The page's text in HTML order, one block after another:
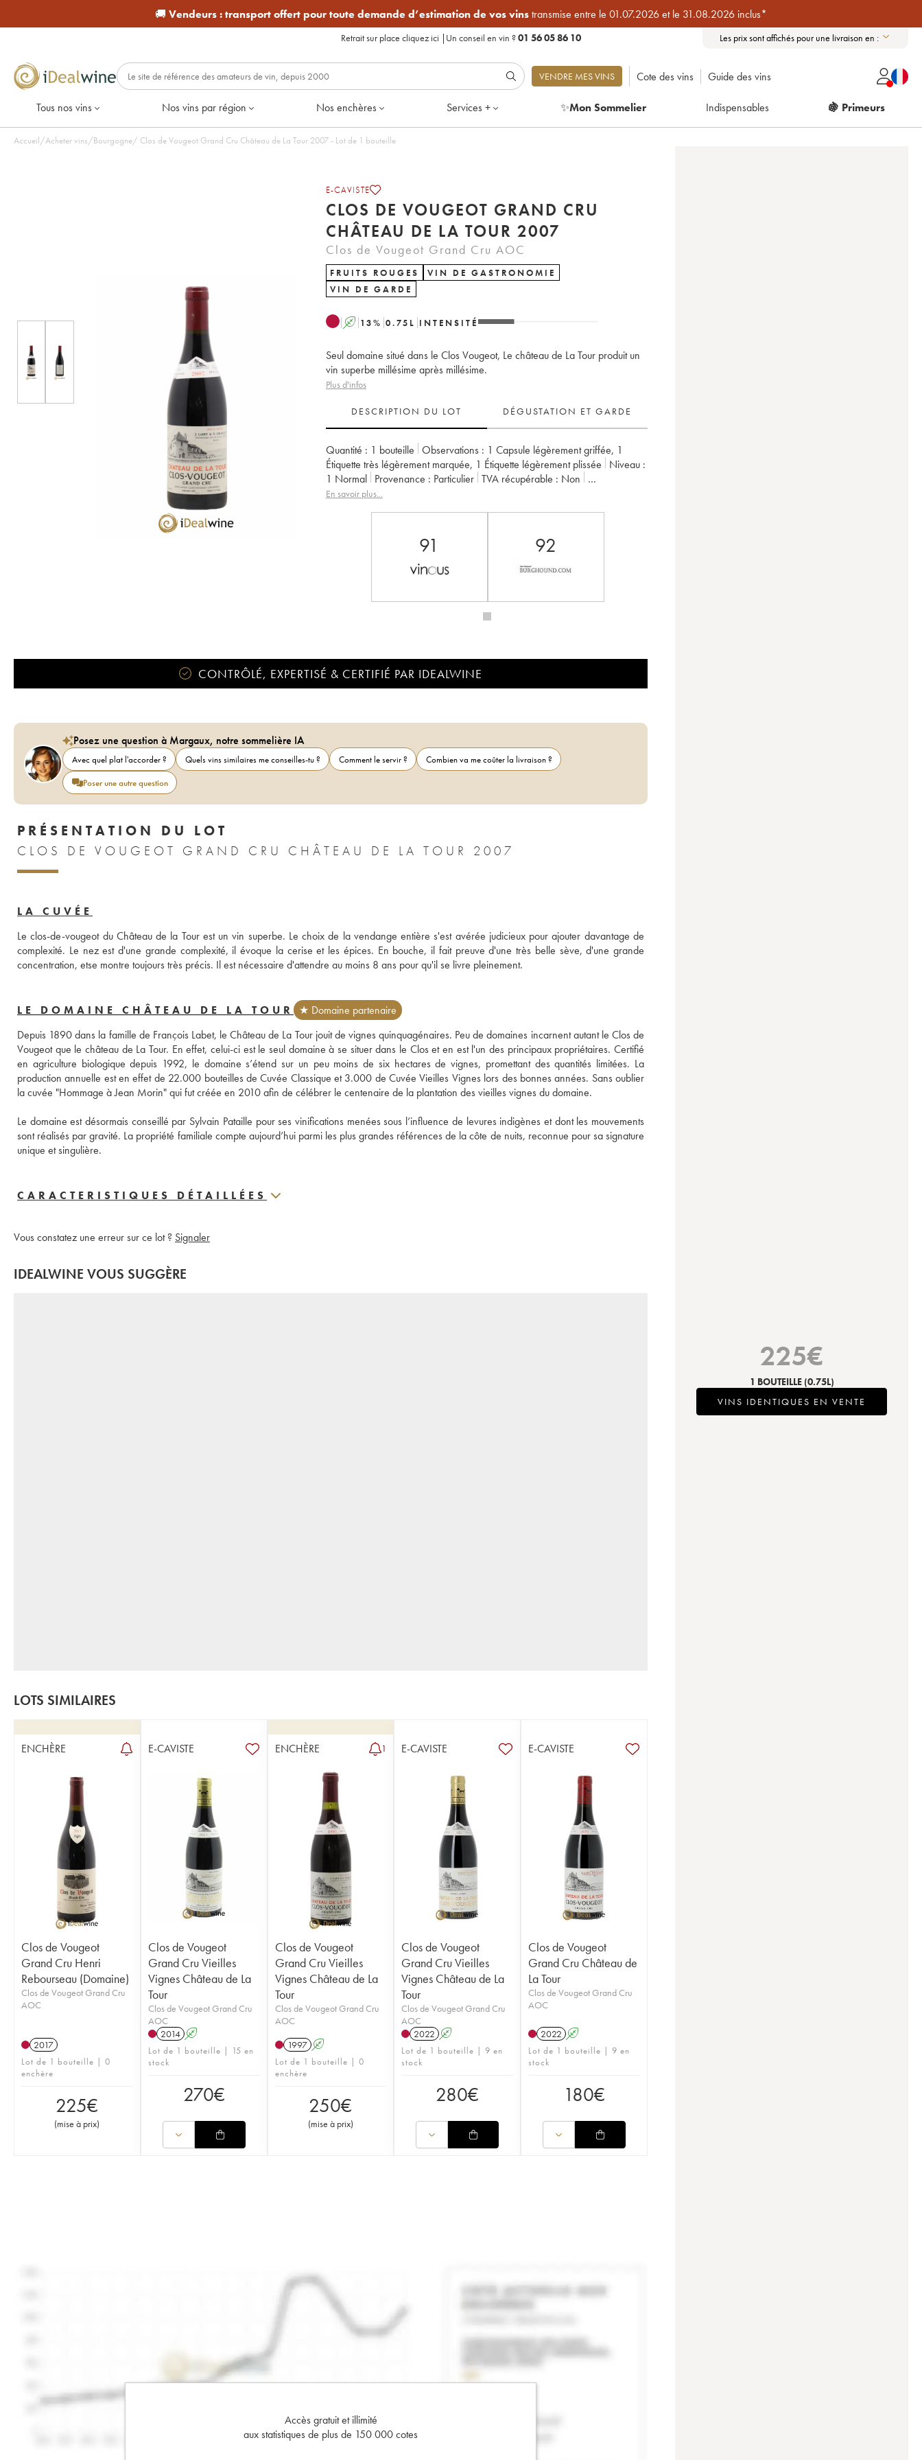
🚚 Vendeurs :transport offert pour toute demande d’estimation de vos vinstransmise entre le 01.07.2026 et le 31.08.2026 inclus*
Retrait sur place cliquez ici | Un conseil en vin ?01 56 05 86 10 Les prix sont affichés pour une livraison en :
VENDRE MES VINS Cote des vins Guide des vins
Tous nos vins Nos vins par région Nos enchères Services + ✨Mon Sommelier Indispensables 🍇 Primeurs
Accueil/Acheter vins/Bourgogne/ Clos de Vougeot Grand Cru Château de La Tour 2007 - Lot de 1 bouteille
E-CAVISTE
CLOS DE VOUGEOT GRAND CRU
CHÂTEAU DE LA TOUR 2007
Clos de Vougeot Grand Cru AOC
FRUITS ROUGES
VIN DE GASTRONOMIE
VIN DE GARDE
A 13% 0.75 L INTENSITÉ
Seul domaine situé dans le Clos Vougeot, Le château de La Tour produit un
vin superbe millésime après millésime.
Plus d'infos
DESCRIPTION DU LOT DÉGUSTATION ET GARDE
Quantité : 1 bouteille Observations : 1 Capsule légèrement griffée, 1
Étiquette très légèrement marquée, 1 Étiquette légèrement plissée
Niveau :
1 Normal Provenance : particulier TVA récupérable :
non
Région :
Bourgogne
En savoir plus...
91 92
CONTRÔLÉ, EXPERTISÉ & CERTIFIÉ PAR IDEALWINE
Posez une question à Margaux, notre sommelière IA
Avec quel plat l'accorder ? Quels vins similaires me conseilles-tu ? Comment le servir ?
Combien va me coûter la livraison ?
Poser une autre question
PRÉSENTATION DU LOT
CLOS DE VOUGEOT GRAND CRU CHÂTEAU DE LA TOUR 2007
LA CUVÉE
Le clos-de-vougeot du Château de la Tour est un vin superbe. Le choix de la vendange entière s'est avérée judicieux pour ajouter davantage de
complexité. Le nez est d'une grande complexité, il évoque la cerise et les épices. En bouche, il fait preuve d'une très belle sève, d'une grande
concentration, etse montre toujours très précis. Il est nécessaire d'attendre au moins 8 ans pour qu'il se livre pleinement.
LE DOMAINE CHÂTEAU DE LA TOUR
★ Domaine partenaire
Depuis 1890 dans la famille de François Labet, le Château de La Tour jouit de vignes quinquagénaires. Peu de domaines incarnent autant le Clos de
Vougeot que le château de La Tour. En effet, celui-ci est le seul domaine à se situer dans le Clos et en est l'un des principaux propriétaires. Certifié
en agriculture biologique depuis 1992, le domaine s’étend sur un peu moins de six hectares de vignes, promettant des quantités limitées. La
production annuelle est en effet de 22.000 bouteilles de Cuvée Classique et 3.000 de Cuvée Vieilles Vignes lors des bonnes années. Sans oublier
la cuvée "Hommage à Jean Morin" qui fut créée en 2010 afin de célébrer le centenaire de la plantation des vieilles vignes du domaine.
Le domaine est désormais conseillé par Sylvain Pataille pour ses vinifications menées sous l’influence de levures indigènes et dont les mouvements
sont réalisés par gravité. La propriété familiale compte aujourd’hui parmi les plus grandes références de la côte de nuits, reconnue pour sa signature
unique et singulière.
CARACTERISTIQUES DÉTAILLÉES
Vous constatez une erreur sur ce lot ? Signaler
IDEALWINE VOUS SUGGÈRE
LOTS SIMILAIRES
ENCHÈRE
Clos de Vougeot
Grand Cru Henri
Rebourseau (Domaine)
Clos de Vougeot Grand Cru
AOC
2017
Lot de 1 bouteille | 0
enchère
225€
(mise à prix)
E-CAVISTE
Clos de Vougeot
Grand Cru Vieilles
Vignes Château de La
Tour
Clos de Vougeot Grand Cru
AOC
2014 A
Lot de 1 bouteille | 15 en
stock
270€
ENCHÈRE 1
Clos de Vougeot
Grand Cru Vieilles
Vignes Château de La
Tour
Clos de Vougeot Grand Cru
AOC
1997 A
Lot de 1 bouteille | 0
enchère
250€
(mise à prix)
E-CAVISTE
Clos de Vougeot
Grand Cru Vieilles
Vignes Château de La
Tour
Clos de Vougeot Grand Cru
AOC
2022 A
Lot de 1 bouteille | 9 en
stock
280€
E-CAVISTE
Clos de Vougeot
Grand Cru Château de
La Tour
Clos de Vougeot Grand Cru
AOC
2022 A
Lot de 1 bouteille | 9 en
stock
180€
Accès gratuit et illimité
aux statistiques de plus de 150 000 cotes
225€
1 BOUTEILLE (0.75L)
VINS IDENTIQUES EN VENTE